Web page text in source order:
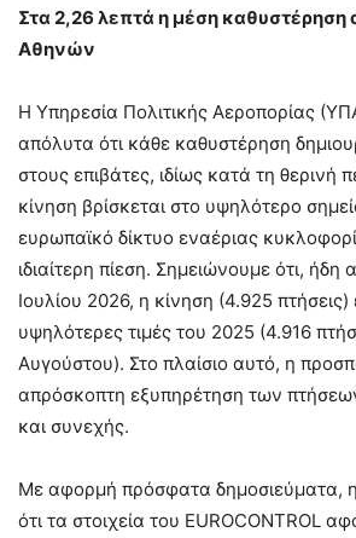
Στα 2,26 λεπτά η μέση καθυστέρηση
Αθηνών
Η Υπηρεσία Πολιτικής Αεροπορίας
απόλυτα ότι κάθε καθυστέρηση
στους επιβάτες, ιδίως κατά τη θερινή
κίνηση βρίσκεται στο υψηλότερο
ευρωπαϊκό δίκτυο εναέριας
ιδιαίτερη πίεση. Σημειώνουμε ότι,
Ιουλίου 2026, η κίνηση (4.925 πτήσεις)
υψηλότερες τιμές του 2025 (4.916
Αυγούστου). Στο πλαίσιο αυτό, η
απρόσκοπτη εξυπηρέτηση των
και συνεχής.
Με αφορμή πρόσφατα δημοσιεύματα, η
ότι τα στοιχεία του EUROCONTROL